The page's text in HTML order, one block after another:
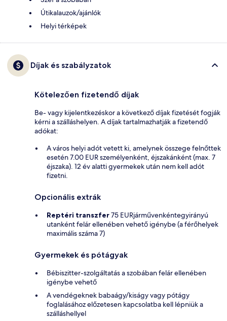
Útikalauzok/ajánlók
Helyi térképek
Díjak és szabályzatok
Kötelezően fizetendő díjak
Be- vagy kijelentkezéskor a következő díjak fizetését fogják
kérni a szálláshelyen. A díjak tartalmazhatják a fizetendő
adókat:
A város helyi adót vetett ki, amelynek összege felnőttek
esetén 7.00 EUR személyenként, éjszakánként (max. 7
éjszaka). 12 év alatti gyermekek után nem kell adót
fizetni.
Opcionális extrák
Reptéri transzfer75 EURjárművenkéntegyirányú
utanként felár ellenében vehető igénybe (a férőhelyek
maximális száma 7)
Gyermekek és pótágyak
Bébiszitter-szolgáltatás a szobában felár ellenében
igénybe vehető
A vendégeknek babaágy/kiságy vagy pótágy
foglalásához előzetesen kapcsolatba kell lépniük a
szálláshellyel